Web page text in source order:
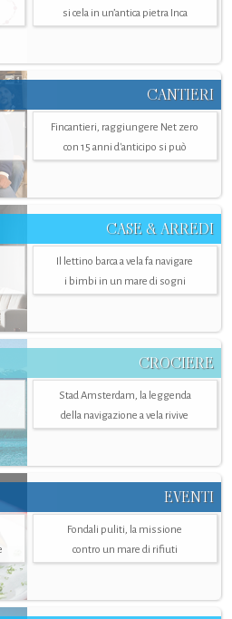
si cela in un’antica pietra Inca
CANTIERI
Fincantieri, raggiungere Net zero
con 15 anni d'anticipo si può
CASE & ARREDI
Il lettino barca a vela fa navigare
i bimbi in un mare di sogni
CROCIERE
Stad Amsterdam, la leggenda
della navigazione a vela rivive
EVENTI
Fondali puliti, la missione
contro un mare di rifiuti